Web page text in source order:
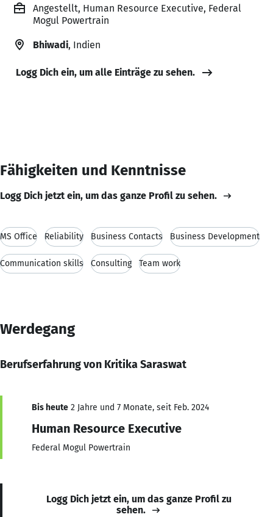
Angestellt, Human Resource Executive, Federal
Mogul Powertrain
Bhiwadi, Indien
Logg Dich ein, um alle Einträge zu sehen.
Fähigkeiten und Kenntnisse
Logg Dich jetzt ein, um das ganze Profil zu sehen.
MS Office Reliability Business Contacts Business Development
Communication skills Consulting Team work
Werdegang
Berufserfahrung von Kritika Saraswat
Bis heute 2 Jahre und 7 Monate, seit Feb. 2024
Human Resource Executive
Federal Mogul Powertrain
Logg Dich jetzt ein, um das ganze Profil zu
sehen.